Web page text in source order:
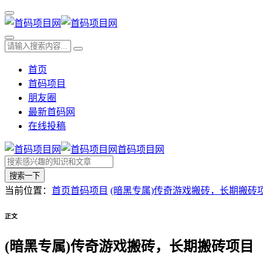
首页
首码项目
朋友圈
最新首码网
在线投稿
首码项目网
搜索一下
当前位置： 首页首码项目 (暗黑专属)传奇游戏搬砖，长期搬砖
正文
(暗黑专属)传奇游戏搬砖，长期搬砖项目